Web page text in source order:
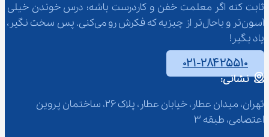
ثابت کنه اگر معلمت خفن و کاردرست باشه؛ درس خوندن خیلی
آسون‌تر و باحال‌تر از چیزیه که فکرش رو می‌کنی. پس سخت نگیر،
یاد بگیر!
۰۲۱-۲۸۴۲۵۵۱۰
نشانی:
تهران، میدان عطار، خیابان عطار، پلاک 26، ساختمان پروین
اعتصامی، طبقه 3